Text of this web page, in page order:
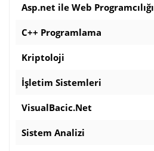
Asp.net ile Web Programcılığı
C++ Programlama
Kriptoloji
İşletim Sistemleri
VisualBacic.Net
Sistem Analizi